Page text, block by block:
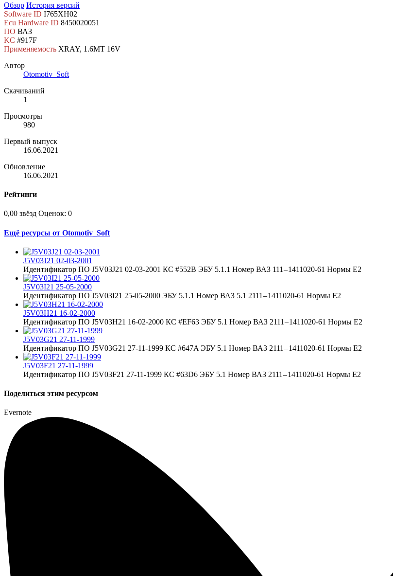
Обзор История версий
Software ID I765XH02
Ecu Hardware ID 8450020051
ПО ВАЗ
KC #917F
Применяемость XRAY, 1.6MT 16V
Автор
Otomotiv_Soft
Скачиваний
1
Просмотры
980
Первый выпуск
16.06.2021
Обновление
16.06.2021
Рейтинги
0,00 звёзд Оценок: 0
Ещё ресурсы от Otomotiv_Soft
J5V03J21 02-03-2001
Идентификатор ПО J5V03J21 02-03-2001 КС #552B ЭБУ 5.1.1 Номер ВАЗ 111 – 1411020-61 Нормы Е2
J5V03I21 25-05-2000
Идентификатор ПО J5V03I21 25-05-2000 ЭБУ 5.1.1 Номер ВАЗ 5.1 2111 – 1411020-61 Нормы Е2
J5V03H21 16-02-2000
Идентификатор ПО J5V03H21 16-02-2000 КС #EF63 ЭБУ 5.1 Номер ВАЗ 2111 – 1411020-61 Нормы Е2
J5V03G21 27-11-1999
Идентификатор ПО J5V03G21 27-11-1999 КС #647A ЭБУ 5.1 Номер ВАЗ 2111 – 1411020-61 Нормы Е2
J5V03F21 27-11-1999
Идентификатор ПО J5V03F21 27-11-1999 КС #63D6 ЭБУ 5.1 Номер ВАЗ 2111 – 1411020-61 Нормы Е2
Поделиться этим ресурсом
Evernote